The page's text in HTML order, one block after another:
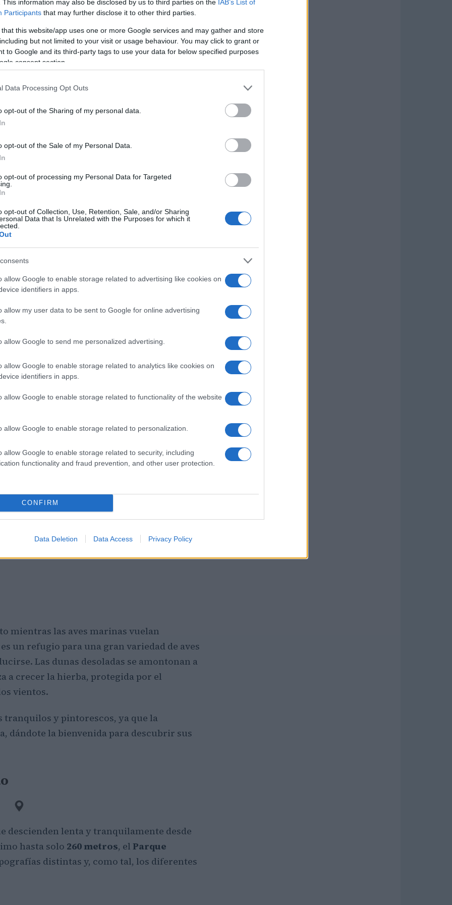
This information may also be disclosed by us to third parties on the IAB’s List of
Participants that may further disclose it to other third parties.
that this website/app uses one or more Google services and may gather and store
but not limited to your visit or usage behaviour. You may click to grant or
to Google and its third-party tags to use your data for below specified purposes
consent section.
Data Processing Opt Outs
opt-out of the Sharing of my personal data.
opt-out of the Sale of my Personal Data.
opt-out of processing my Personal Data for Targeted
opt-out of Collection, Use, Retention, Sale, and/or Sharing
Data that Is Unrelated with the Purposes for which it
allow Google to enable storage related to advertising like cookies on
identifiers in apps.
allow my user data to be sent to Google for online advertising
allow Google to send me personalized advertising.
allow Google to enable storage related to analytics like cookies on
identifiers in apps.
allow Google to enable storage related to functionality of the website
allow Google to enable storage related to personalization.
allow Google to enable storage related to security, including
functionality and fraud prevention, and other user protection.
CONFIRM
Data Deletion Data Access Privacy Policy
con las animadas y pintorescas
se dirigen a las hermosas playas que
paisajes, el campo de Portugal es
natural y hay una plétora de
ser descubiertos. Con eso en mente,
y naturales más bellos de Portugal.
encantador parque se asoma al salvaje
desde el océano han contribuido a dar
que caracterizan la zona.
mientras las aves marinas vuelan
un refugio para una gran variedad de aves
Las dunas desoladas se amontonan a
a crecer la hierba, protegida por el
vientos.
tranquilos y pintorescos, ya que la
dándote la bienvenida para descubrir sus
descienden lenta y tranquilamente desde
hasta solo 260 metros, el Parque
distintas y, como tal, los diferentes